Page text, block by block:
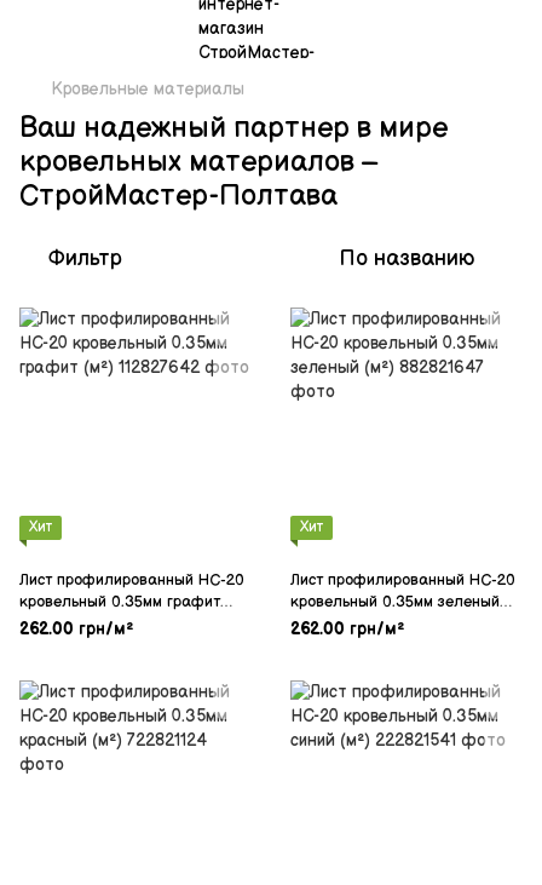
Кровельные материалы
Ваш надежный партнер в мире
кровельных материалов –
СтройМастер-Полтава
Фильтр По названию
Хит
Лист профилированный НС-20
кровельный 0.35мм графит
(м²)
262.00 грн/м²
Хит
Лист профилированный НС-20
кровельный 0.35мм зеленый
(м²)
262.00 грн/м²